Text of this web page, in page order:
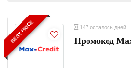
BEST PRICE 147 осталось дней
Промокод